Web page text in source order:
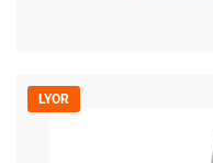
LYOR